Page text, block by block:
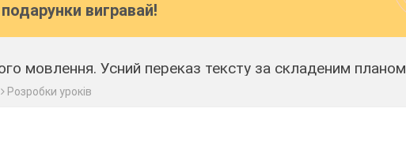
вигравай!
мовлення. Усний переказ тексту за складеним планом
Розробки уроків